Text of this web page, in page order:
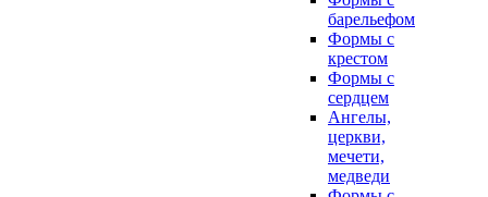
барельефом
Формы с
крестом
Формы с
сердцем
Ангелы,
церкви,
мечети,
медведи